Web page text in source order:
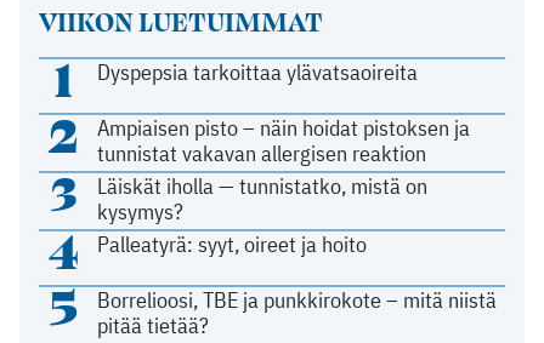
VIIKON LUETUIMMAT
1 Dyspepsia tarkoittaa ylävatsaoireita
2
Ampiaisen pisto – näin hoidat pistoksen ja
tunnistat vakavan allergisen reaktion
3
Läiskät iholla — tunnistatko, mistä on
kysymys?
4 Palleatyrä: syyt, oireet ja hoito
5
Borrelioosi, TBE ja punkkirokote – mitä niistä
pitää tietää?